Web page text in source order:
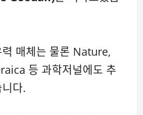
매체는 물론 Nature,
등 과학저널에도 추
다.